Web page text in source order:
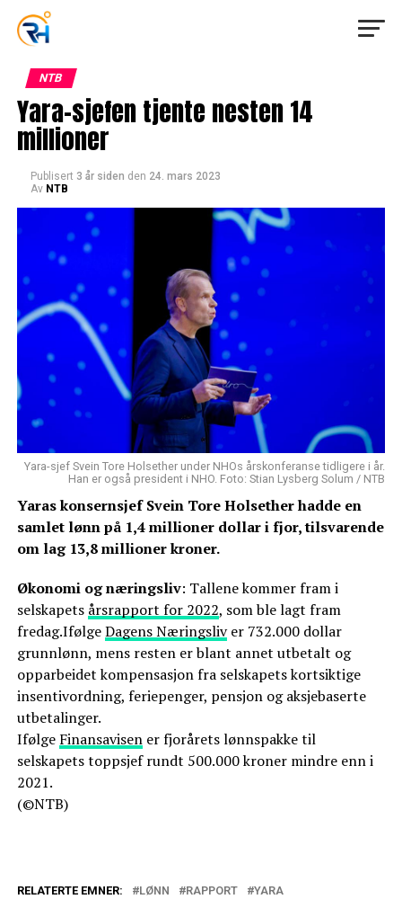
NTB
Yara-sjefen tjente nesten 14
millioner
Publisert 3 år siden den 24. mars 2023
Av NTB
Yara-sjef Svein Tore Holsether under NHOs årskonferanse tidligere i år.
Han er også president i NHO. Foto: Stian Lysberg Solum / NTB
Yaras konsernsjef Svein Tore Holsether hadde en
samlet lønn på 1,4 millioner dollar i fjor, tilsvarende
om lag 13,8 millioner kroner.
Økonomi og næringsliv: Tallene kommer fram i
selskapets årsrapport for 2022, som ble lagt fram
fredag.IfølgeDagens Næringsliver 732.000 dollar
grunnlønn, mens resten er blant annet utbetalt og
opparbeidet kompensasjon fra selskapets kortsiktige
insentivordning, feriepenger, pensjon og aksjebaserte
utbetalinger.
Ifølge Finansavisener fjorårets lønnspakke til
selskapets toppsjef rundt 500.000 kroner mindre enn i
2021.
(©NTB)
RELATERTE EMNER: LØNN RAPPORT YARA